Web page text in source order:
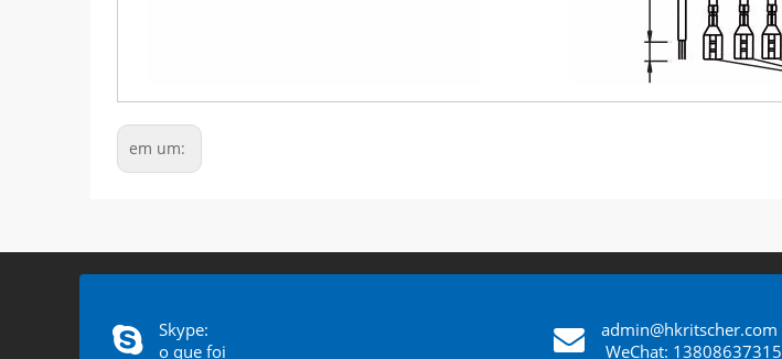
em um:
Skype:
o que foi
admin@hkritscher.com
WeChat: 13808637315